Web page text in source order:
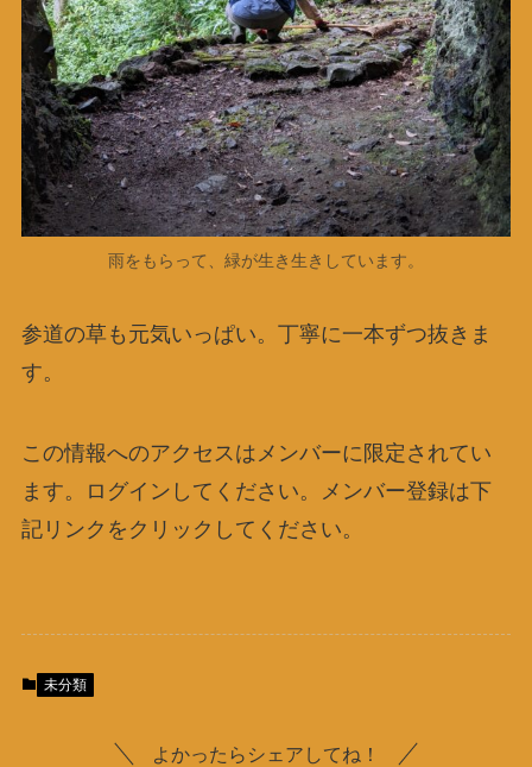
雨をもらって、緑が生き生きしています。
参道の草も元気いっぱい。丁寧に一本ずつ抜きま
す。
この情報へのアクセスはメンバーに限定されてい
ます。ログインしてください。メンバー登録は下
記リンクをクリックしてください。
未分類
よかったらシェアしてね！